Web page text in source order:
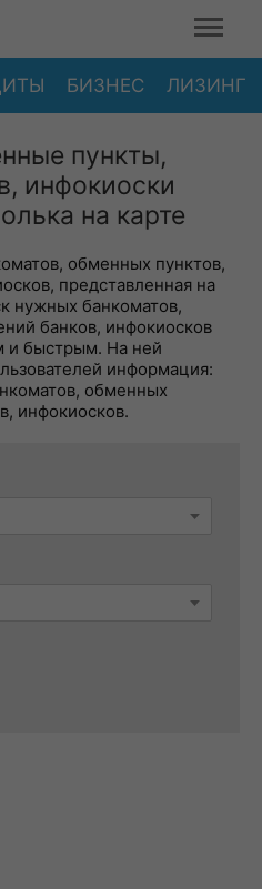
БИЗНЕС ЛИЗИНГ
пункты,
инфокиоски
на карте
обменных пунктов,
представленная на
нужных банкоматов,
банков, инфокиосков
и быстрым. На ней
информация:
обменных
инфокиосков.